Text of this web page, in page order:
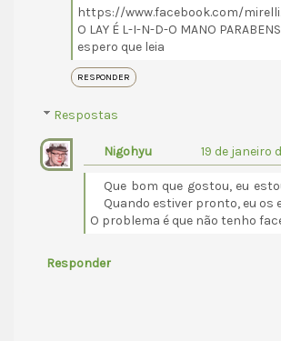
https://www.facebook.com/
O LAY É L-I-N-D-O MANO
espero que leia
RESPONDER
Respostas
Nigohyu 19 de janeiro
Que bom que gostou, eu
Quando estiver pronto, eu os
O problema é que não tenho
Responder